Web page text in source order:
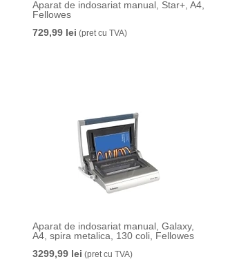
Aparat de indosariat manual, Star+, A4,
Fellowes
729,99 lei (pret cu TVA)
Aparat de indosariat manual, Galaxy,
A4, spira metalica, 130 coli, Fellowes
3299,99 lei (pret cu TVA)